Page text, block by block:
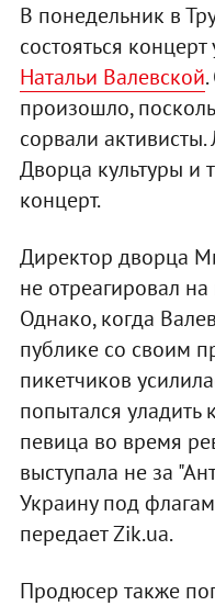
В понедельник в
состояться
Натальи Валевской
произошло,
сорвали
Дворца культуры и
концерт.
Директор дворца
не отреагировал на
Однако, когда
публике со своим
пикетчиков
попытался уладить
певица во время
выступала не за
Украину под
передает Zik.ua.
Продюсер также